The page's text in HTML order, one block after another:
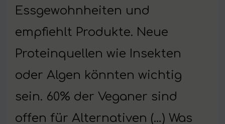
Essgewohnheiten und
empfiehlt Produkte. Neue
Proteinquellen wie Insekten
oder Algen könnten wichtig
sein. 60% der Veganer sind
offen für Alternativen (…) Was